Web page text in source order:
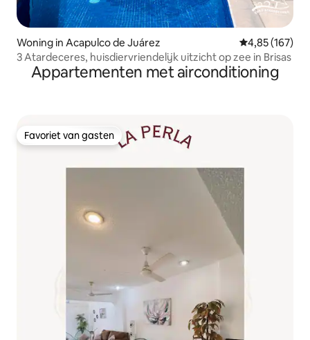
Woning in Acapulco de Juárez Gemiddelde
4,85 (167)
3 Atardeceres, huisdiervriendelijk uitzicht op zee in Brisas
Appartementen met airconditioning
Favoriet van gasten
Favoriet van gasten